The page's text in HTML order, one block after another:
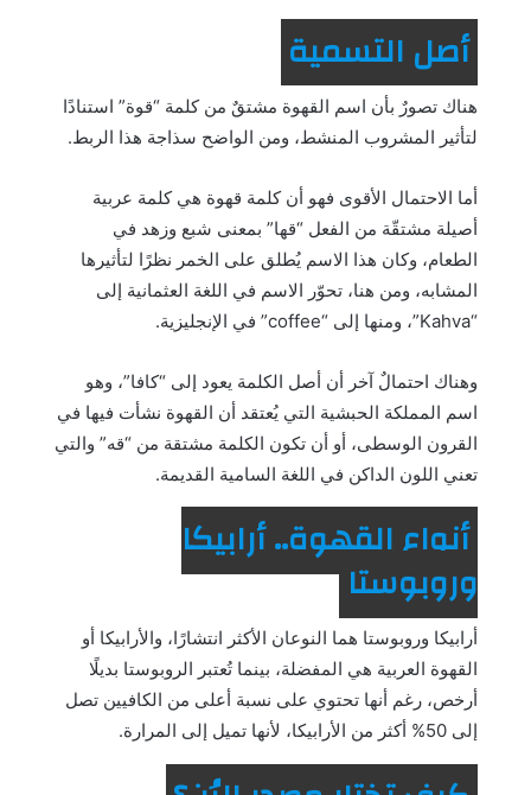
أصل التسمية
هناك تصورٌ بأن اسم القهوة مشتقٌ من كلمة “قوة” استنادًا
لتأثير المشروب المنشط، ومن الواضح سذاجة هذا الربط.
أما الاحتمال الأقوى فهو أن كلمة قهوة هي كلمة عربية
أصيلة مشتقّة من الفعل “قها” بمعنى شبع وزهد في
الطعام، وكان هذا الاسم يُطلق على الخمر نظرًا لتأثيرها
المشابه، ومن هنا، تحوّر الاسم في اللغة العثمانية إلى
“Kahva”، ومنها إلى “coffee” في الإنجليزية.
وهناك احتمالٌ آخر أن أصل الكلمة يعود إلى “كافا”، وهو
اسم المملكة الحبشية التي يُعتقد أن القهوة نشأت فيها في
القرون الوسطى، أو أن تكون الكلمة مشتقة من “قه” والتي
تعني اللون الداكن في اللغة السامية القديمة.
أنواع القهوة.. أرابيكا
وروبوستا
أرابيكا وروبوستا هما النوعان الأكثر انتشارًا، والأرابيكا أو
القهوة العربية هي المفضلة، بينما تُعتبر الروبوستا بديلًا
أرخص، رغم أنها تحتوي على نسبة أعلى من الكافيين تصل
إلى 50% أكثر من الأرابيكا، لأنها تميل إلى المرارة.